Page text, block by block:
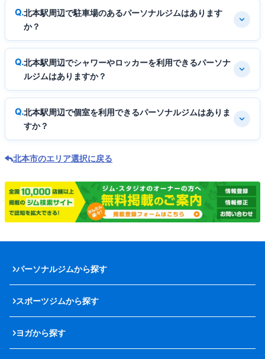
北本駅周辺で駐車場のあるパーソナルジムはあります
か？
北本駅周辺でシャワーやロッカーを利用できるパーソナ
ルジムはありますか？
北本駅周辺で個室を利用できるパーソナルジムはありま
すか？
北本市のエリア選択に戻る
パーソナルジムから探す
スポーツジムから探す
ヨガから探す